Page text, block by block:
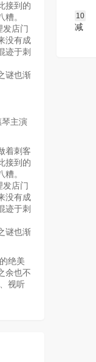
接到的
。
发店门
没有成
迹于刺
谜也渐
琴主演
着刺客
接到的
。
发店门
没有成
迹于刺
谜也渐
绝美
余也不
视听
10
减